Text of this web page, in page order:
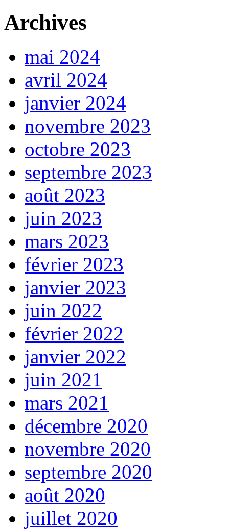
Archives
mai 2024
avril 2024
janvier 2024
novembre 2023
octobre 2023
septembre 2023
août 2023
juin 2023
mars 2023
février 2023
janvier 2023
juin 2022
février 2022
janvier 2022
juin 2021
mars 2021
décembre 2020
novembre 2020
septembre 2020
août 2020
juillet 2020